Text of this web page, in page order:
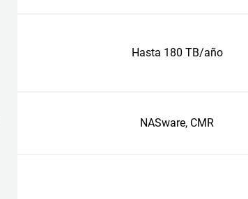
Hasta 180 TB/año
NASware, CMR